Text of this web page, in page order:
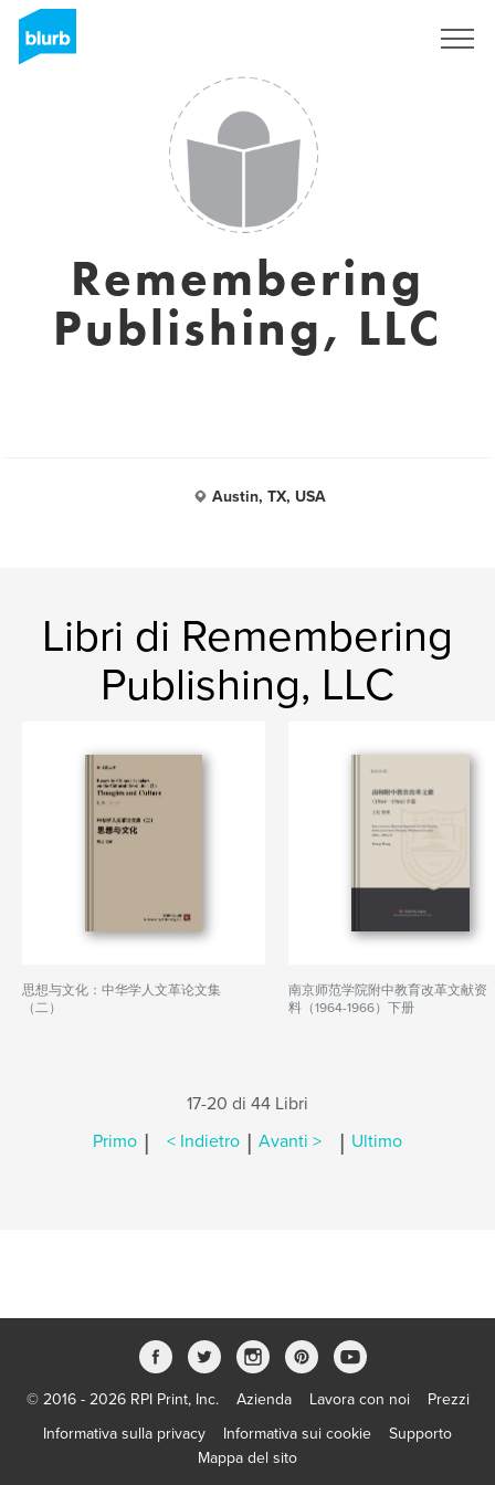
Remembering
Publishing, LLC
Austin, TX, USA
Libri di Remembering
Publishing, LLC
思想与文化：中华学人文革论文集
（二）
南京师范学院附中教育改革文献资
料（1964-1966）下册
17-20 di 44 Libri
Primo | < Indietro | Avanti > | Ultimo
© 2016 - 2026 RPI Print, Inc. Azienda Lavora con noi
Prezzi
Informativa sulla privacy
Informativa sui cookie
Supporto
Mappa del sito